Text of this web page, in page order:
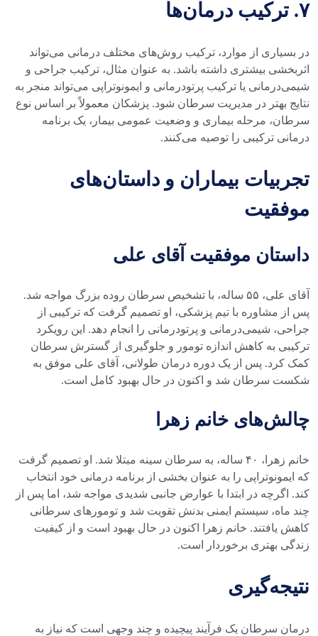
۷. ترکیب درمان‌ها
در بسیاری از موارد، ترکیب روش‌های مختلف درمانی می‌تواند
اثربخشی بیشتری داشته باشد. به عنوان مثال، ترکیب جراحی و
شیمی‌درمانی یا ترکیب پرتودرمانی و ایمونوتراپی می‌تواند منجر به
نتایج بهتر در مدیریت سرطان شود. پزشکان معمولاً بر اساس نوع
سرطان، مرحله بیماری و وضعیت عمومی بیمار، یک برنامه
درمانی ترکیبی را توصیه می‌کنند.
تجربیات بیماران و داستان‌های
موفقیت
داستان موفقیت آقای علی
آقای علی، ۵۵ ساله، با تشخیص سرطان روده بزرگ مواجه شد.
پس از مشاوره با تیم پزشکی، او تصمیم گرفت که ترکیبی از
جراحی، شیمی‌درمانی و پرتودرمانی را انجام دهد. این رویکرد
ترکیبی به کاهش اندازه تومور و جلوگیری از گسترش سرطان
کمک کرد. پس از یک دوره درمان طولانی، آقای علی موفق به
شکست سرطان شد و اکنون در حال بهبود کامل است.
چالش‌های خانم زهرا
خانم زهرا، ۴۰ ساله، به سرطان سینه مبتلا شد. او تصمیم گرفت
که ایمونوتراپی را به عنوان بخشی از برنامه درمانی خود انتخاب
کند. اگرچه در ابتدا با عوارض جانبی شدیدی مواجه شد، اما پس از
چند ماه، سیستم ایمنی بدنش تقویت شد و تومورهای سرطانی
کاهش یافتند. خانم زهرا اکنون در حال بهبود است و از کیفیت
زندگی بهتری برخوردار است.
نتیجه‌گیری
درمان سرطان یک فرآیند پیچیده و چند وجهی است که نیاز به